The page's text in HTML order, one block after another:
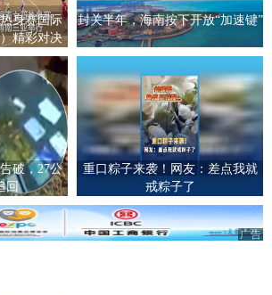
身赛国际
精彩对决
封关半年，海南按下开放“加速键”
破，27公
回
重口粽子来袭！网友：差点我就
戒粽子了
广告